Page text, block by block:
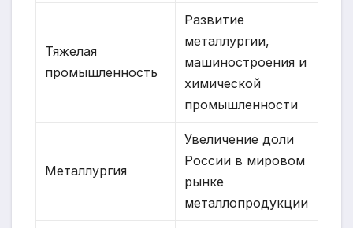
Тяжелая
промышленность
Развитие
металлургии,
машиностроения и
химической
промышленности
Металлургия
Увеличение доли
России в мировом
рынке
металлопродукции